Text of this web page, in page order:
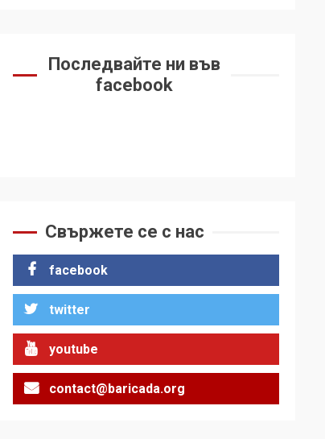
Последвайте ни във
facebook
Свържете се с нас
facebook
twitter
youtube
contact@baricada.org